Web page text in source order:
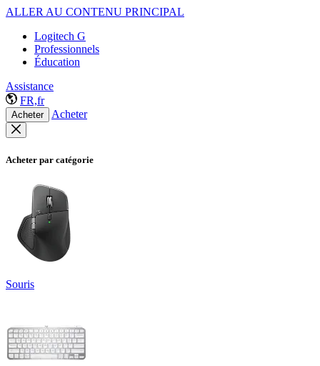
ALLER AU CONTENU PRINCIPAL
Logitech G
Professionnels
Éducation
Assistance
FR,fr
Acheter Acheter
Acheter par catégorie
Souris